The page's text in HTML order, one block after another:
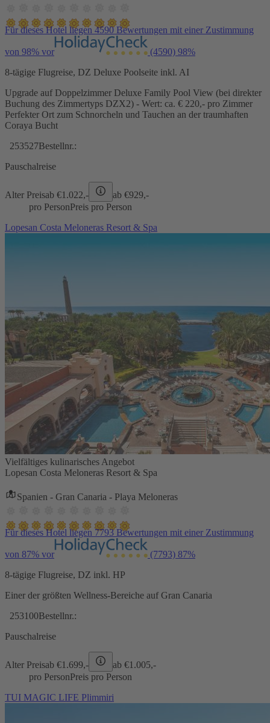
Für dieses Hotel liegen 4590 Bewertungen mit einer Zustimmung
von 98% vor (4590) 98%
8-tägige Flugreise, DZ Deluxe Poolseite inkl. AI
Upgrade auf Doppelzimmer Deluxe Family Pool View (bei direkter
Buchung des Zimmertyps DZX2) - Wert: ca. € 220,- pro Zimmer
Perfekter Ort zum Schnorcheln und Tauchen an der traumhaften
Coraya Bucht
253527Bestellnr.:
Pauschalreise
Alter Preisab €1.022,- ab €929,-
pro PersonPreis pro Person
Lopesan Costa Meloneras Resort & Spa
Vielfältiges kulinarisches Angebot
Lopesan Costa Meloneras Resort & Spa
Spanien - Gran Canaria - Playa Meloneras
Für dieses Hotel liegen 7793 Bewertungen mit einer Zustimmung
von 87% vor (7793) 87%
8-tägige Flugreise, DZ inkl. HP
Einer der größten Wellness-Bereiche auf Gran Canaria
253100Bestellnr.:
Pauschalreise
Alter Preisab €1.699,- ab €1.005,-
pro PersonPreis pro Person
TUI MAGIC LIFE Plimmiri